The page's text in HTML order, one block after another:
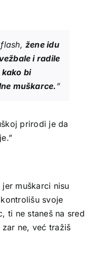
žene idu
i radile
kako bi
muškarce.”
prirodi je da
muškarci nisu
svoje
ti ne staneš na sred
ne, već tražiš